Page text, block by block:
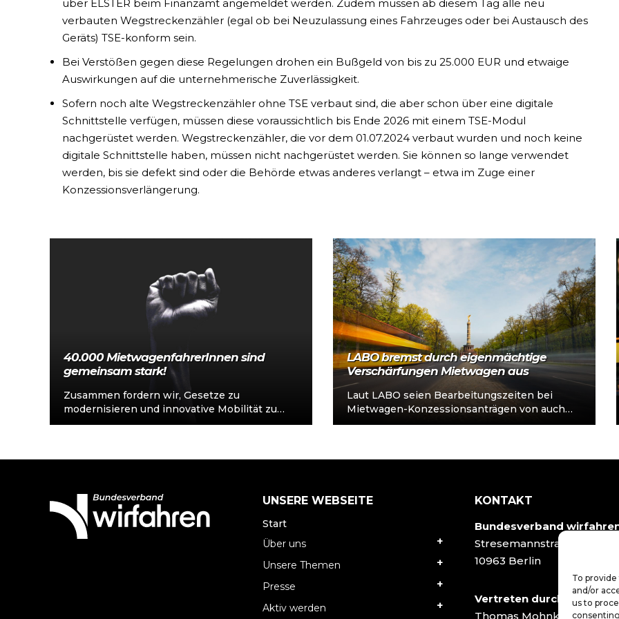
To
and/or
us to
über ELSTER beim Finanzamt angemeldet werden. Zudem müssen ab diesem Tag alle neu
verbauten Wegstreckenzähler (egal ob bei Neuzulassung eines Fahrzeuges oder bei Austausch des
Geräts) TSE-konform sein.
Bei Verstößen gegen diese Regelungen drohen ein Bußgeld von bis zu 25.000 EUR und etwaige
Auswirkungen auf die unternehmerische Zuverlässigkeit.
Sofern noch alte Wegstreckenzähler ohne TSE verbaut sind, die aber schon über eine digitale
Schnittstelle verfügen, müssen diese voraussichtlich bis Ende 2026 mit einem TSE-Modul
nachgerüstet werden. Wegstreckenzähler, die vor dem 01.07.2024 verbaut wurden und noch keine
digitale Schnittstelle haben, müssen nicht nachgerüstet werden. Sie können so lange verwendet
werden, bis sie defekt sind oder die Behörde etwas anderes verlangt – etwa im Zuge einer
Konzessionsverlängerung.
40.000 MietwagenfahrerInnen sind
gemeinsam stark!
Zusammen fordern wir, Gesetze zu
modernisieren und innovative Mobilität zu
ermöglichen! Zum Beispiel müssen
LABO bremst durch eigenmächtige
Verschärfungen Mietwagen aus
Laut LABO seien Bearbeitungszeiten bei
Mietwagen-Konzessionsanträgen von auch
länger als 12 Monaten inzwischen möglich –
Mehr lesen
UNSERE WEBSEITE
Start
Über uns
Unsere Themen
Presse
Aktiv werden
KONTAKT
Bundesverband
Stresemannstraße 78
10963 Berlin
Vertreten durch:
Thomas Mohnke